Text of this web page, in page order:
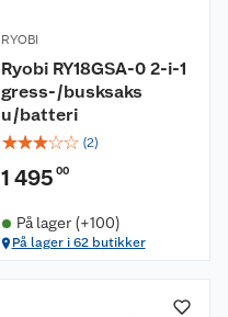
RYOBI
Ryobi RY18GSA-0 2-i-1
gress-/busksaks
u/batteri
☆☆☆☆☆ (2)
1 495 00
På lager (+100)
På lager i 62 butikker